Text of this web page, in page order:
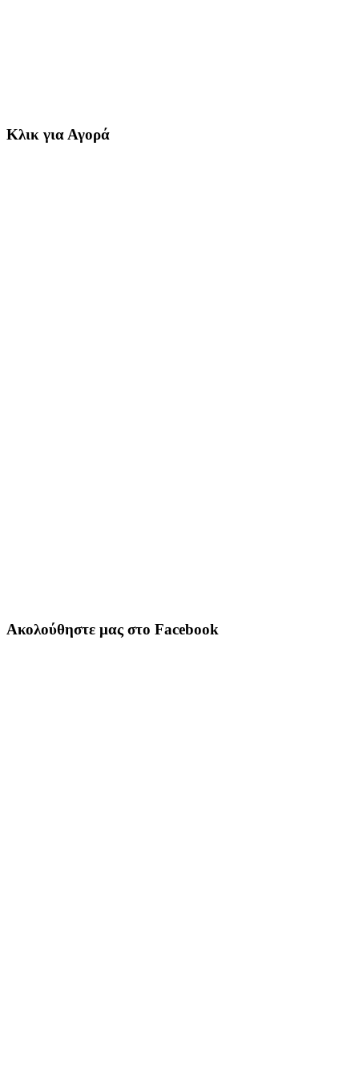
Κλικ για Αγορά
Ακολούθηστε μας στο Facebook